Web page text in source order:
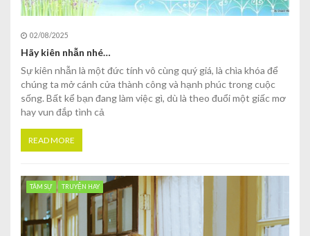
02/08/2025
Hãy kiên nhẫn nhé…
Sự kiên nhẫn là một đức tính vô cùng quý giá, là chìa khóa để
chúng ta mở cánh cửa thành công và hạnh phúc trong cuộc
sống. Bất kể bạn đang làm việc gì, dù là theo đuổi một giấc mơ
hay vun đắp tình cả
READ MORE
TÂM SỰ TRUYỆN HAY